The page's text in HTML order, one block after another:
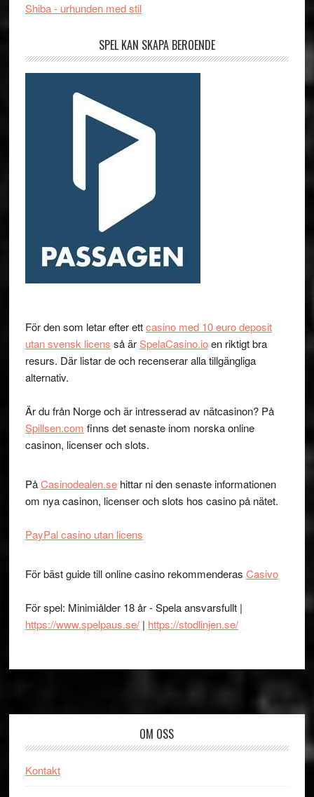
Shiba - urhunden med stil
SPEL KAN SKAPA BEROENDE
För den som letar efter ettcasino med 10 euro deposit
utan svensk licens så ärSpelaCasino.ioen riktigt bra
resurs. Där listar de och recenserar alla tillgängliga
alternativ.
Är du från Norge och är intresserad av nätcasinon? På
Spillsen.com finns det senaste inom norska online
casinon, licenser och slots.
PåCasinodealen.sehittar ni den senaste informationen
om nya casinon, licenser och slots hos casino på nätet.
PayPal casino utan licens
För bäst guide till online casino rekommenderas Casivo
För spel: Minimiålder 18 år - Spela ansvarsfullt |
https://www.spelpaus.se/| https://stodlinjen.se/
OM OSS
Kontakt